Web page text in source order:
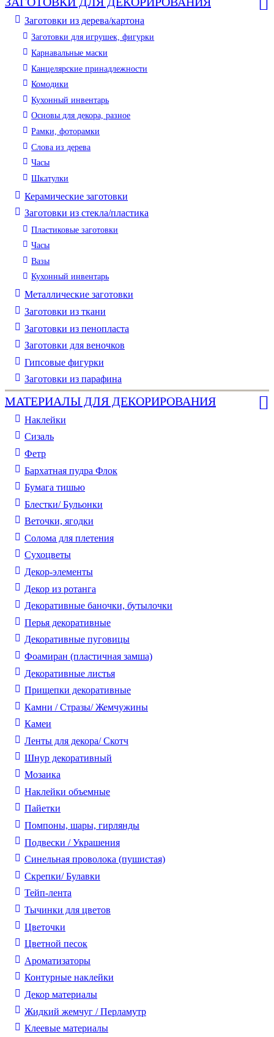
Заготовки из дерева/картона
Заготовки для игрушек, фигурки
Карнавальные маски
Канцелярские принадлежности
Комодики
Кухонный инвентарь
Основы для декора, разное
Рамки, фоторамки
Слова из дерева
Часы
Шкатулки
Керамические заготовки
Заготовки из стекла/пластика
Пластиковые заготовки
Часы
Вазы
Кухонный инвентарь
Металлические заготовки
Заготовки из ткани
Заготовки из пенопласта
Заготовки для веночков
Гипсовые фигурки
Заготовки из парафина
МАТЕРИАЛЫ ДЛЯ ДЕКОРИРОВАНИЯ
Наклейки
Сизаль
Фетр
Бархатная пудра Флок
Бумага тишью
Блестки/ Бульонки
Веточки, ягодки
Солома для плетения
Cухоцветы
Декор-элементы
Декор из ротанга
Декоративные баночки, бутылочки
Перья декоративные
Декоративные пуговицы
Фоамиран (пластичная замша)
Декоративные листья
Прищепки декоративные
Камни / Cтразы/ Жемчужины
Камеи
Ленты для декора/ Скотч
Шнур декоративный
Мозаика
Наклейки объемные
Пайетки
Помпоны, шары, гирлянды
Подвески / Украшения
Синельная проволока (пушистая)
Скрепки/ Булавки
Тейп-лента
Тычинки для цветов
Цветочки
Цветной песок
Ароматизаторы
Контурные наклейки
Декор материалы
Жидкий жемчуг / Перламутр
Клеевые материалы